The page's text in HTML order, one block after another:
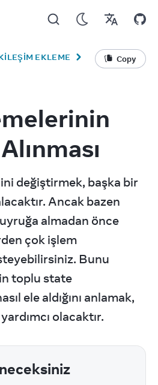
EKLEME Copy
değiştirmek, başka bir
Ancak bazen
almadan önce
çok işlem
Bunu
toplu state
ele aldığını anlamak,
olacaktır.